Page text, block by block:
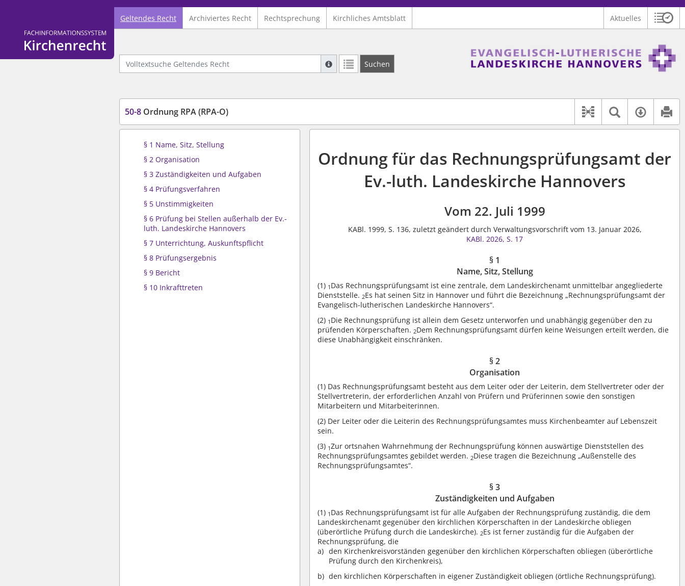
Logo Fachinformationssystem Kirchenrecht
Geltendes Recht Archiviertes Recht Rechtsprechung Kirchliches Amtsblatt Aktuelles
Volltextsuche Geltendes Recht
Suche mit Platzhalter "*", Bsp. Pfarrer*, findet auch: "Pfarrerinitiative" oder "Pfarrerausschuss".
Suchen
50-8 Ordnung RPA (RPA-O)
Dokument-
Textsuche
§ 1 Name, Sitz, Stellung
§ 2 Organisation
§ 3 Zuständigkeiten und Aufgaben
§ 4 Prüfungsverfahren
§ 5 Unstimmigkeiten
§ 6 Prüfung bei Stellen außerhalb der Ev.-
luth. Landeskirche Hannovers
§ 7 Unterrichtung, Auskunftspflicht
§ 8 Prüfungsergebnis
§ 9 Bericht
§ 10 Inkrafttreten
Ordnung für das Rechnungsprüfungsamt der
Ev.-luth. Landeskirche Hannovers
Vom 22. Juli 1999
KABl. 1999, S. 136, zuletzt geändert durch Verwaltungsvorschrift vom 13. Januar 2026,
KABl. 2026, S. 17
§ 1
Name, Sitz, Stellung
(1) 1 Das Rechnungsprüfungsamt ist eine zentrale, dem Landeskirchenamt unmittelbar angegliederte
Dienststelle. 2Es hat seinen Sitz in Hannover und führt die Bezeichnung „Rechnungsprüfungsamt der
Evangelisch-lutherischen Landeskirche Hannovers“.
(2) 1 Die Rechnungsprüfung ist allein dem Gesetz unterworfen und unabhängig gegenüber den zu
prüfenden Körperschaften. 2Dem Rechnungsprüfungsamt dürfen keine Weisungen erteilt werden, die
diese Unabhängigkeit einschränken.
§ 2
Organisation
(1) Das Rechnungsprüfungsamt besteht aus dem Leiter oder der Leiterin, dem Stellvertreter oder der
Stellvertreterin, der erforderlichen Anzahl von Prüfern und Prüferinnen sowie den sonstigen
Mitarbeitern und Mitarbeiterinnen.
(2) Der Leiter oder die Leiterin des Rechnungsprüfungsamtes muss Kirchenbeamter auf Lebenszeit
sein.
(3) 1Zur ortsnahen Wahrnehmung der Rechnungsprüfung können auswärtige Dienststellen des
Rechnungsprüfungsamtes gebildet werden. 2Diese tragen die Bezeichnung „Außenstelle des
Rechnungsprüfungsamtes“.
§ 3
Zuständigkeiten und Aufgaben
(1) 1 Das Rechnungsprüfungsamt ist für alle Aufgaben der Rechnungsprüfung zuständig, die dem
Landeskirchenamt gegenüber den kirchlichen Körperschaften in der Landeskirche obliegen
(überörtliche Prüfung durch die Landeskirche). 2Es ist ferner zuständig für die Aufgaben der
Rechnungsprüfung, die
den Kirchenkreisvorständen gegenüber den kirchlichen Körperschaften obliegen (überörtliche
Prüfung durch den Kirchenkreis),
den kirchlichen Körperschaften in eigener Zuständigkeit obliegen (örtliche Rechnungsprüfung).